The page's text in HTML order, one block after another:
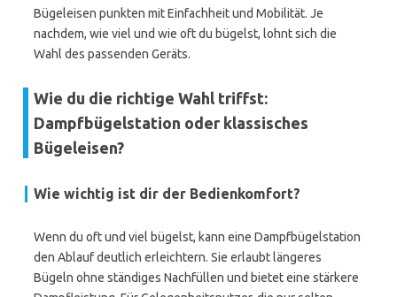
Bügeleisen punkten mit Einfachheit und Mobilität. Je
nachdem, wie viel und wie oft du bügelst, lohnt sich die
Wahl des passenden Geräts.
Wie du die richtige Wahl triffst:
Dampfbügelstation oder klassisches
Bügeleisen?
Wie wichtig ist dir der Bedienkomfort?
Wenn du oft und viel bügelst, kann eine Dampfbügelstation
den Ablauf deutlich erleichtern. Sie erlaubt längeres
Bügeln ohne ständiges Nachfüllen und bietet eine stärkere